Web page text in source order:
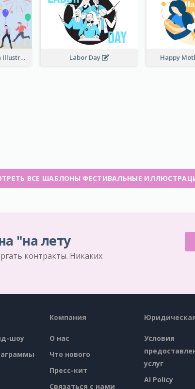
Festival Celebration Illustration Labor Day Happy
ВСЕ ШАБЛОНЫ ФЕСТИВАЛЬНЫЕ
"на лету
контракты. Никаких
шоу
Компания
О нас
Что нового
Пресс-кит
Связаться с нами
Условия
услуг
AI Policy